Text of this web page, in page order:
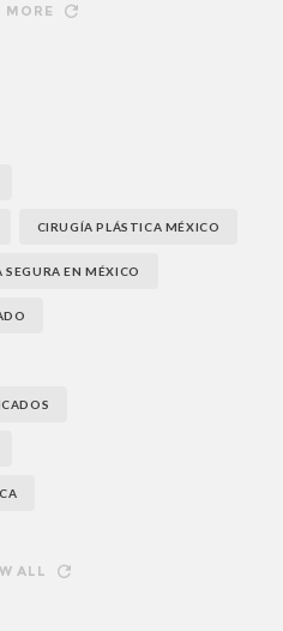
MORE
CIRUGÍA PLÁSTICA MÉXICO
SEGURA EN MÉXICO
ALL